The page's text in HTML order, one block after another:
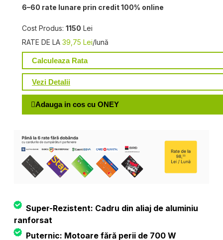
6–60 rate lunare prin credit 100% online
Cost Produs: 1150 Lei
RATE DE LA 39,75 Lei/lună
Calculeaza Rata
Vezi Detalii
Adauga in cos cu ONEY
Super-Rezistent: Cadru din aliaj de aluminiu
ranforsat
Puternic: Motoare fără perii de 700 W